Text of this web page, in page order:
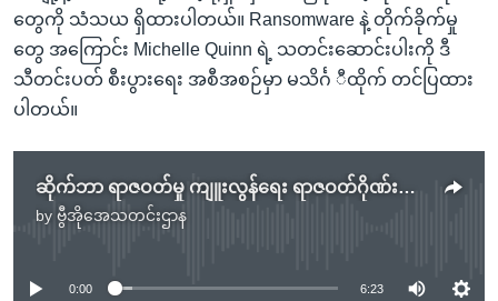
တွေကို သံသယ ရှိထားပါတယ်။ Ransomware နဲ့ တိုက်ခိုက်မှု
တွေ အကြောင်း Michelle Quinn ရဲ့ သတင်းဆောင်းပါးကို ဒီ
သီတင်းပတ် စီးပွားရေး အစီအစဉ်မှာ မသိင်္ဂ ီထိုက် တင်ပြထား
ပါတယ်။
ဆိုက်ဘာ ရာဇဝတ်မှု ကျူးလွန်ရေး ရာဇဝတ်ဂိုဏ်းကြီးတွေက ဟက်ကာတွေကို အသုံးချ
by ဗွီအိုအေသတင်းဌာန
No media source currently available
0:00 6:23